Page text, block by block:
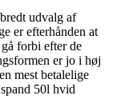
udvalg af
er efterhånden at
forbi efter de
er jo i høj
mest betalelige
50l hvid